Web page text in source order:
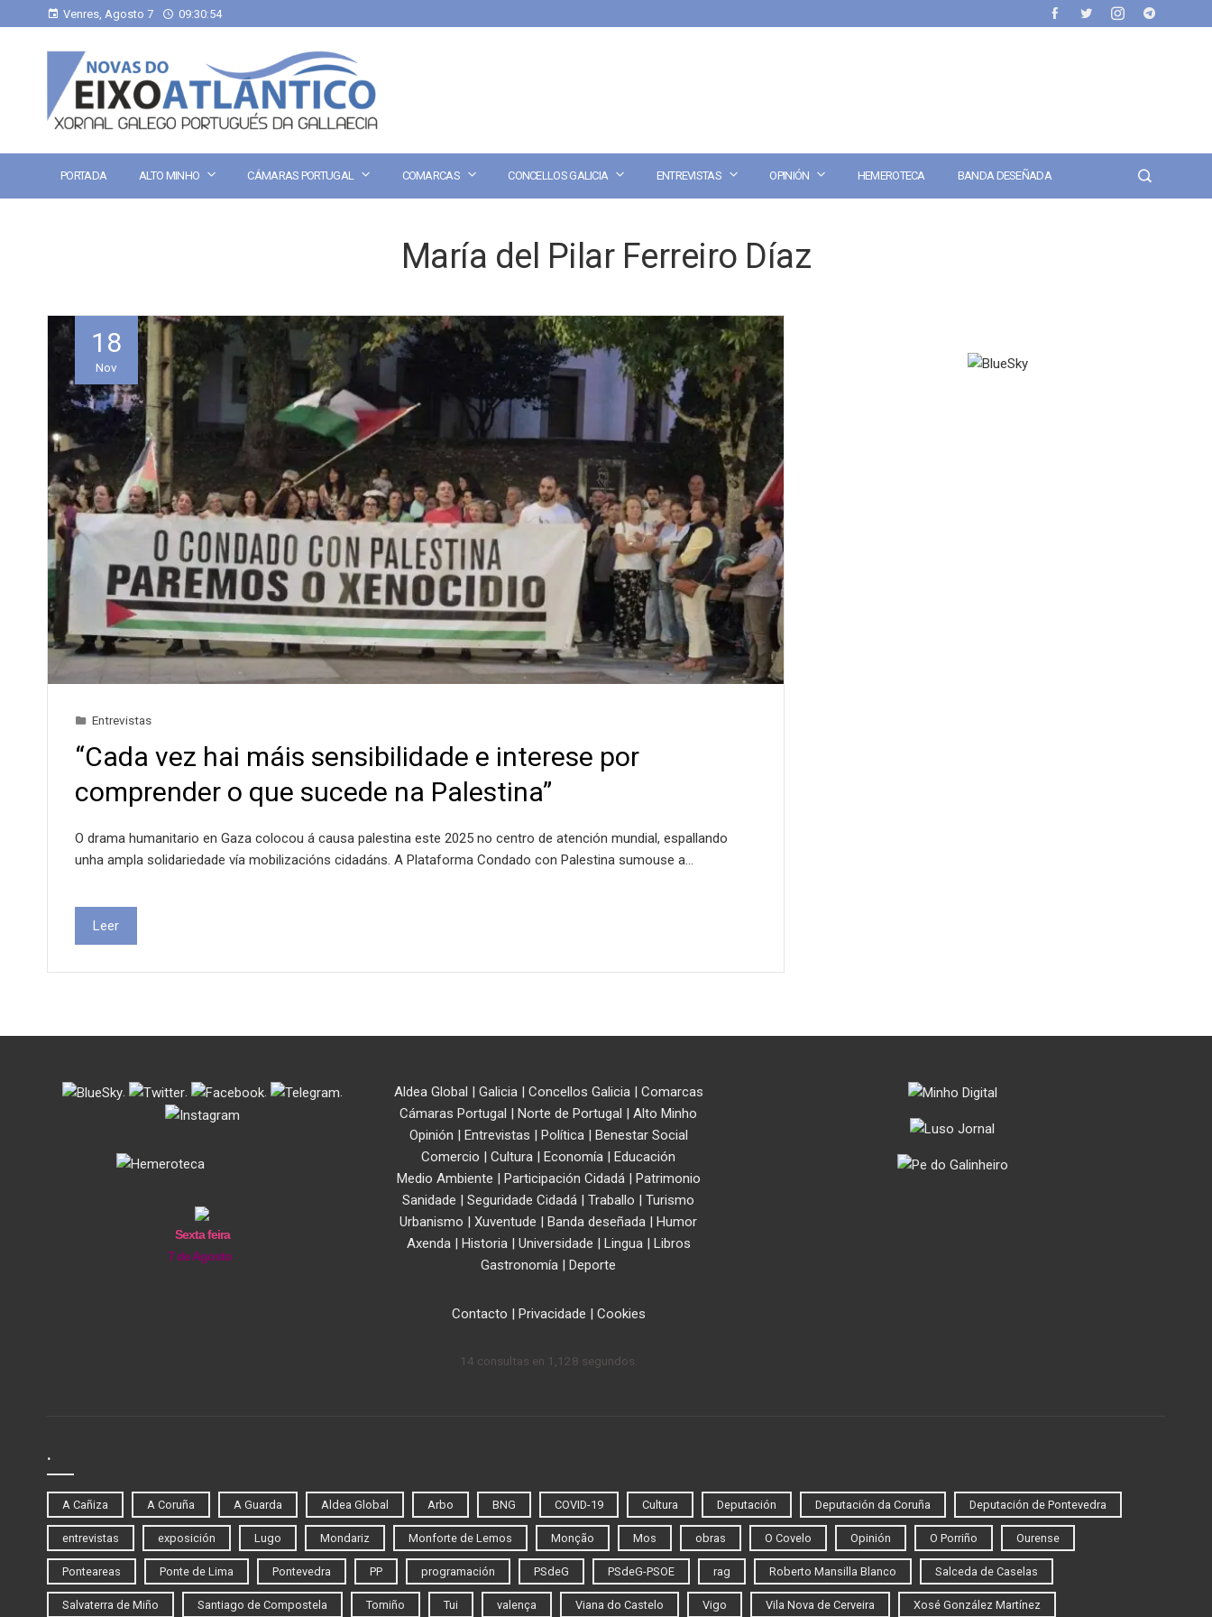
Venres, Agosto 7 09:30:54
PORTADA ALTO MINHO CÁMARAS PORTUGAL COMARCAS CONCELLOS GALICIA ENTREVISTAS OPINIÓN HEMEROTECA BANDA DESEÑADA
María del Pilar Ferreiro Díaz
18
Nov
Entrevistas
“Cada vez hai máis sensibilidade e interese por
comprender o que sucede na Palestina”
O drama humanitario en Gaza colocou á causa palestina este 2025 no centro de atención mundial, espallando
unha ampla solidariedade vía mobilizacións cidadáns. A Plataforma Condado con Palestina sumouse a…
Leer
. . . .
Sexta feira
7 de Agosto
Aldea Global | Galicia| Concellos Galicia| Comarcas
Cámaras Portugal | Norte de Portugal | Alto Minho
Opinión | Entrevistas | Política| Benestar Social
Comercio | Cultura | Economía | Educación
Medio Ambiente | Participación Cidadá| Patrimonio
Sanidade | Seguridade Cidadá | Traballo | Turismo
Urbanismo | Xuventude | Banda deseñada | Humor
Axenda| Historia| Universidade | Lingua| Libros
Gastronomía | Deporte
Contacto | Privacidade | Cookies
14 consultas en 1,128 segundos.
.
A Cañiza A Coruña A Guarda Aldea Global Arbo BNG COVID-19 Cultura Deputación Deputación da Coruña Deputación de Pontevedra
entrevistas exposición Lugo Mondariz Monforte de Lemos Monção Mos obras O Covelo Opinión O Porriño Ourense
Ponteareas Ponte de Lima Pontevedra PP programación PSdeG PSdeG-PSOE rag Roberto Mansilla Blanco Salceda de Caselas
Salvaterra de Miño Santiago de Compostela Tomiño Tui valença Viana do Castelo Vigo Vila Nova de Cerveira Xosé González Martínez